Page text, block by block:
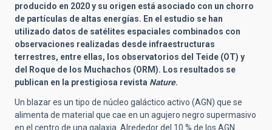
producido en 2020 y su origen está asociado con un chorro
de partículas de altas energías. En el estudio se han
utilizado datos de satélites espaciales combinados con
observaciones realizadas desde infraestructuras
terrestres, entre ellas, los observatorios del Teide (OT) y
del Roque de los Muchachos (ORM). Los resultados se
publican en la prestigiosa revista Nature.
Un blazar es un tipo de núcleo galáctico activo (AGN) que se
alimenta de material que cae en un agujero negro supermasivo
en el centro de una galaxia. Alrededor del 10 % de los AGN